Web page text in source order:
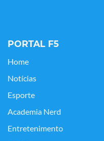
PORTAL F5
Home
Notícias
Esporte
Academia Nerd
Entretenimento